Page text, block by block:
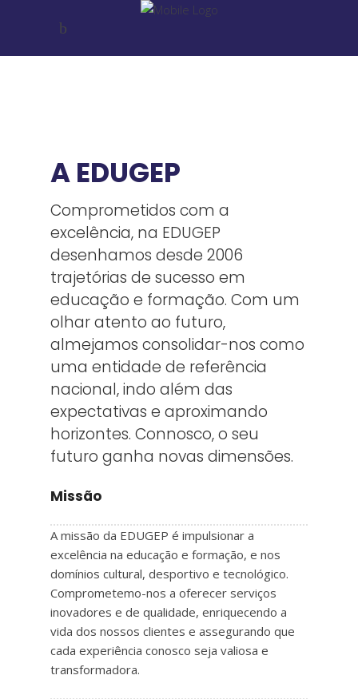
A EDUGEP
Comprometidos com a
excelência, na EDUGEP
desenhamos desde 2006
trajetórias de sucesso em
educação e formação. Com um
olhar atento ao futuro,
almejamos consolidar-nos como
uma entidade de referência
nacional, indo além das
expectativas e aproximando
horizontes. Connosco, o seu
futuro ganha novas dimensões.
Missão
A missão da EDUGEP é impulsionar a
excelência na educação e formação, e nos
domínios cultural, desportivo e tecnológico.
Comprometemo-nos a oferecer serviços
inovadores e de qualidade, enriquecendo a
vida dos nossos clientes e assegurando que
cada experiência conosco seja valiosa e
transformadora.